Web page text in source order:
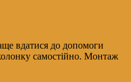
вдатися до допомоги
самостійно. Монтаж